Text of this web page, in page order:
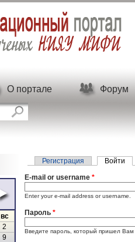
О портале Форум
»
вс
2
9
Главные вкладки
Регистрация Войти
E-mail or username *
Enter your e-mail address or username.
Пароль *
Введите пароль, который пришел Вам